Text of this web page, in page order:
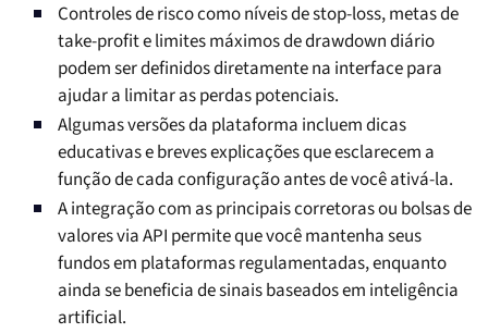
Controles de risco como níveis de stop-loss, metas de
take-profit e limites máximos de drawdown diário
podem ser definidos diretamente na interface para
ajudar a limitar as perdas potenciais.
Algumas versões da plataforma incluem dicas
educativas e breves explicações que esclarecem a
função de cada configuração antes de você ativá-la.
A integração com as principais corretoras ou bolsas de
valores via API permite que você mantenha seus
fundos em plataformas regulamentadas, enquanto
ainda se beneficia de sinais baseados em inteligência
artificial.